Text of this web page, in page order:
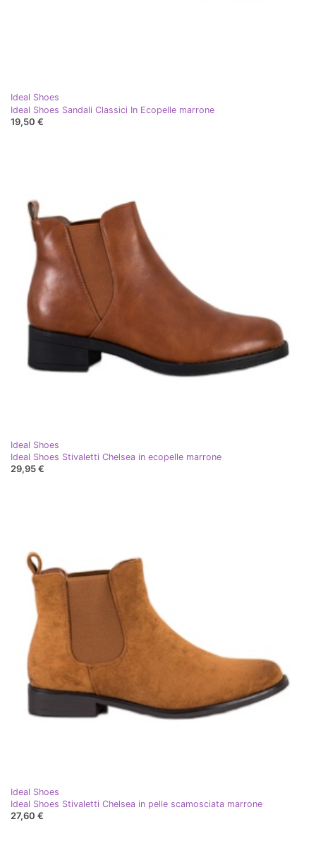
Ideal Shoes
Ideal Shoes Sandali Classici In Ecopelle marrone
19,50 €
Ideal Shoes
Ideal Shoes Stivaletti Chelsea in ecopelle marrone
29,95 €
Ideal Shoes
Ideal Shoes Stivaletti Chelsea in pelle scamosciata marrone
27,60 €